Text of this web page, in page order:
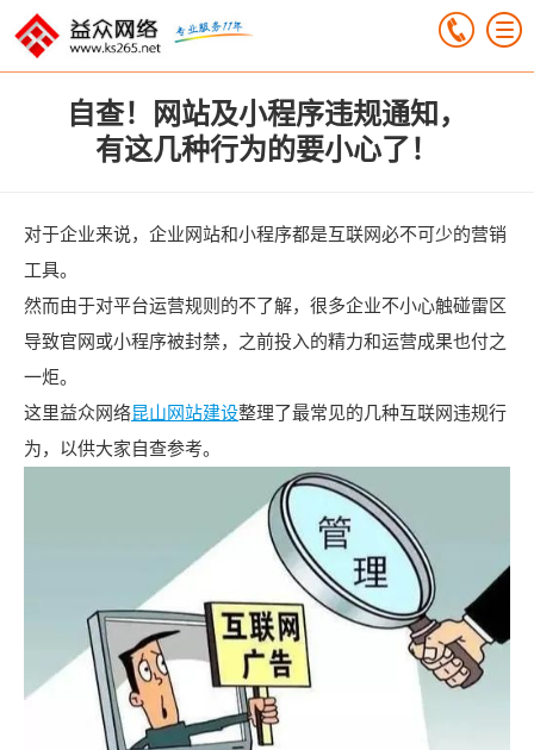
自查！网站及小程序违规通知，
有这几种行为的要小心了！
对于企业来说，企业网站和小程序都是互联网必不可少的营销
工具。
然而由于对平台运营规则的不了解，很多企业不小心触碰雷区
导致官网或小程序被封禁，之前投入的精力和运营成果也付之
一炬。
这里益众网络昆山网站建设整理了最常见的几种互联网违规行
为，以供大家自查参考。